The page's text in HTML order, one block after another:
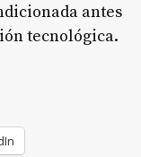
antes
tecnológica.